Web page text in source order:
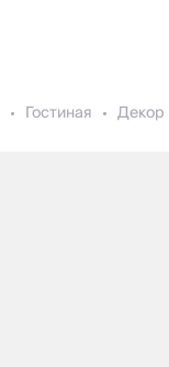
Гостиная Декор